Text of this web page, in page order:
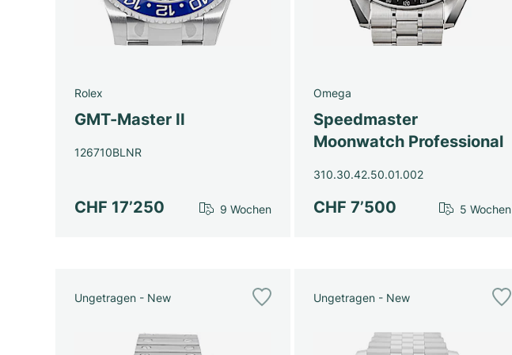
Rolex
GMT-Master II
126710BLNR
CHF 17’250 9 Wochen
Omega
Speedmaster
Moonwatch Professional
310.30.42.50.01.002
CHF 7’500 5 Wochen
Ungetragen - New Ungetragen - New